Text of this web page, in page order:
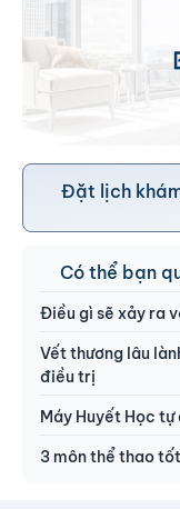
Đặt lịch
Có thể bạn
Điều gì sẽ xảy ra
Vết thương lâu
điều trị
Máy Huyết Học tự
3 môn thể thao